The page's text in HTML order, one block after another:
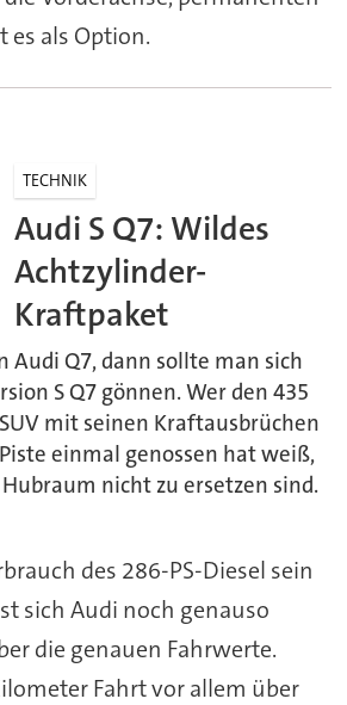
als Option.
TECHNIK
Audi S Q7: Wildes
Achtzylinder-
Kraftpaket
Audi Q7, dann sollte man sich
S Q7 gönnen. Wer den 435
mit seinen Kraftausbrüchen
einmal genossen hat weiß,
nicht zu ersetzen sind.
des 286-PS-Diesel sein
sich Audi noch genauso
die genauen Fahrwerte.
Fahrt vor allem über